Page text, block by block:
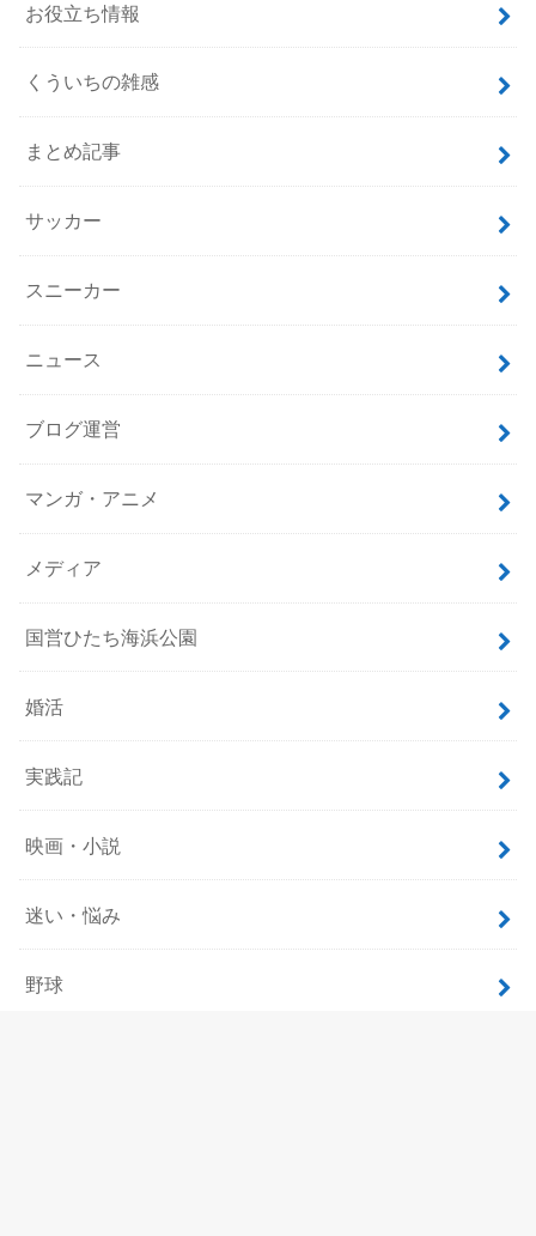
お役立ち情報
くういちの雑感
まとめ記事
サッカー
スニーカー
ニュース
ブログ運営
マンガ・アニメ
メディア
国営ひたち海浜公園
婚活
実践記
映画・小説
迷い・悩み
野球